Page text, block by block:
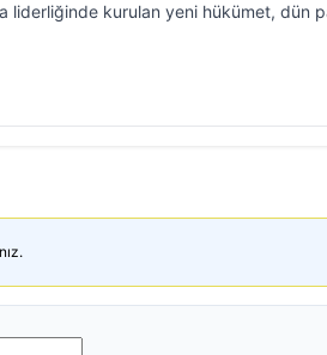
liderliğinde kurulan yeni hükümet, dün